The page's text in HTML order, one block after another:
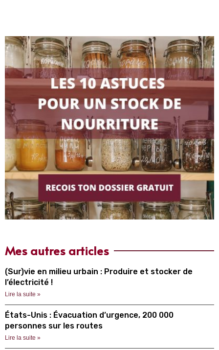
Mes autres articles
(Sur)vie en milieu urbain : Produire et stocker de
l’électricité !
Lire la suite »
États-Unis : Évacuation d’urgence, 200 000
personnes sur les routes
Lire la suite »